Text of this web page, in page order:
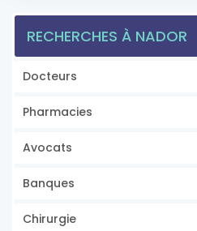
RECHERCHES À NADOR
Docteurs
Pharmacies
Avocats
Banques
Chirurgie